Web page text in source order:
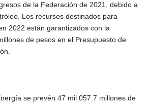
de la Federación de 2021, debido a
Los recursos destinados para
2022 están garantizados con la
de pesos en el Presupuesto de
se prevén 47 mil 057.7 millones de